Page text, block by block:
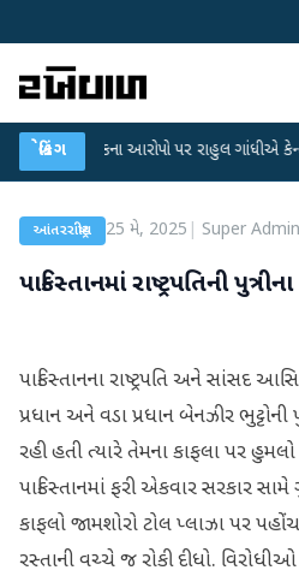
બ્રેકિંગ
લીકના આરોપો પર રાહુલ ગાંધીએ કેન્દ્ર પર
આંતરરાષ્ટ્રીય 25 મે, 2025 Super Admin
પાકિસ્તાનમાં રાષ્ટ્રપતિની
પાકિસ્તાનના રાષ્ટ્રપતિ અને સાંસદ
પ્રધાન અને વડા પ્રધાન બેનઝીર
રહી હતી ત્યારે તેમના કાફલા પર
પાકિસ્તાનમાં ફરી એકવાર સરકાર
કાફલો જામશોરો ટોલ પ્લાઝા પર
રસ્તાની વચ્ચે જ રોકી દીધો.